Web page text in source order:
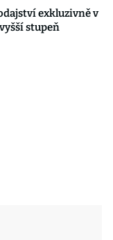
exkluzivně v
stupeň